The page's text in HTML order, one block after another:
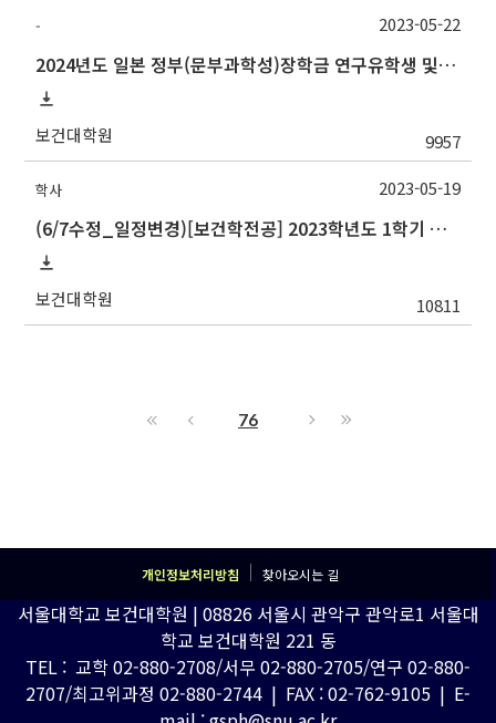
-
2024년도 일본 정부(문부과학성)장학금 연구유학생 및 일한공동고등교육 유학생 교류사업(석사·박사학위 과정) 선발
보건대학원 9957
2023-05-22
학사
(6/7수정_일정변경) [보건학전공] 2023학년도 1학기 석사학위 논문심사 일정
보건대학원 10811
2023-05-19
76
개인정보처리방침 찾아오시는 길
서울대학교 보건대학원 | 08826 서울시 관악구 관악로1 서울대
학교 보건대학원 221 동
TEL : 교학 02-880-2708/서무 02-880-2705/연구 02-880-
2707/최고위과정 02-880-2744 | FAX : 02-762-9105 | E-